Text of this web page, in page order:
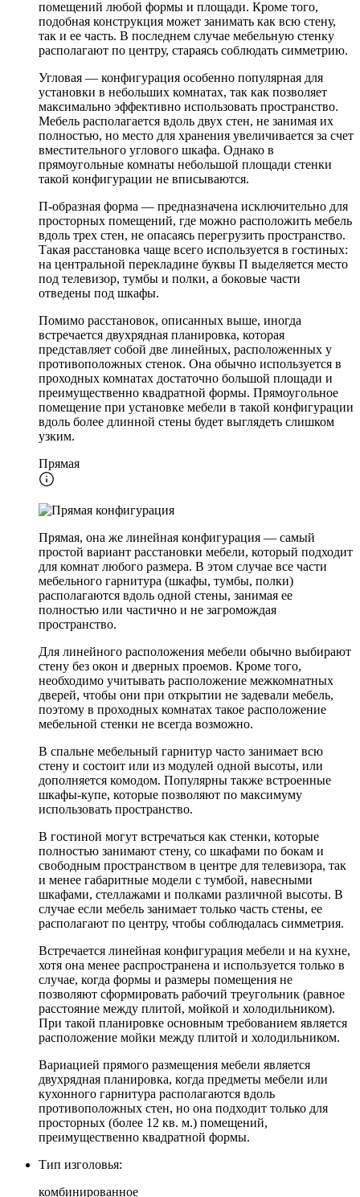
помещений любой формы и площади. Кроме того,
подобная конструкция может занимать как всю стену,
так и ее часть. В последнем случае мебельную стенку
располагают по центру, стараясь соблюдать симметрию.
Угловая — конфигурация особенно популярная для
установки в небольших комнатах, так как позволяет
максимально эффективно использовать пространство.
Мебель располагается вдоль двух стен, не занимая их
полностью, но место для хранения увеличивается за счет
вместительного углового шкафа. Однако в
прямоугольные комнаты небольшой площади стенки
такой конфигурации не вписываются.
П-образная форма — предназначена исключительно для
просторных помещений, где можно расположить мебель
вдоль трех стен, не опасаясь перегрузить пространство.
Такая расстановка чаще всего используется в гостиных:
на центральной перекладине буквы П выделяется место
под телевизор, тумбы и полки, а боковые части
отведены под шкафы.
Помимо расстановок, описанных выше, иногда
встречается двухрядная планировка, которая
представляет собой две линейных, расположенных у
противоположных стенок. Она обычно используется в
проходных комнатах достаточно большой площади и
преимущественно квадратной формы. Прямоугольное
помещение при установке мебели в такой конфигурации
вдоль более длинной стены будет выглядеть слишком
узким.
Прямая
Прямая, она же линейная конфигурация — самый
простой вариант расстановки мебели, который подходит
для комнат любого размера. В этом случае все части
мебельного гарнитура (шкафы, тумбы, полки)
располагаются вдоль одной стены, занимая ее
полностью или частично и не загромождая
пространство.
Для линейного расположения мебели обычно выбирают
стену без окон и дверных проемов. Кроме того,
необходимо учитывать расположение межкомнатных
дверей, чтобы они при открытии не задевали мебель,
поэтому в проходных комнатах такое расположение
мебельной стенки не всегда возможно.
В спальне мебельный гарнитур часто занимает всю
стену и состоит или из модулей одной высоты, или
дополняется комодом. Популярны также встроенные
шкафы-купе, которые позволяют по максимуму
использовать пространство.
В гостиной могут встречаться как стенки, которые
полностью занимают стену, со шкафами по бокам и
свободным пространством в центре для телевизора, так
и менее габаритные модели с тумбой, навесными
шкафами, стеллажами и полками различной высоты. В
случае если мебель занимает только часть стены, ее
располагают по центру, чтобы соблюдалась симметрия.
Встречается линейная конфигурация мебели и на кухне,
хотя она менее распространена и используется только в
случае, когда формы и размеры помещения не
позволяют сформировать рабочий треугольник (равное
расстояние между плитой, мойкой и холодильником).
При такой планировке основным требованием является
расположение мойки между плитой и холодильником.
Вариацией прямого размещения мебели является
двухрядная планировка, когда предметы мебели или
кухонного гарнитура располагаются вдоль
противоположных стен, но она подходит только для
просторных (более 12 кв. м.) помещений,
преимущественно квадратной формы.
Тип изголовья:
комбинированное